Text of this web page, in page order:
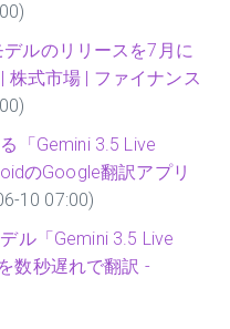
ルのリリースを7月に
株式市場 | ファイナンス
「Gemini 3.5 Live
のGoogle翻訳アプリ
10 07:00)
ル「Gemini 3.5 Live
数秒遅れで翻訳 -